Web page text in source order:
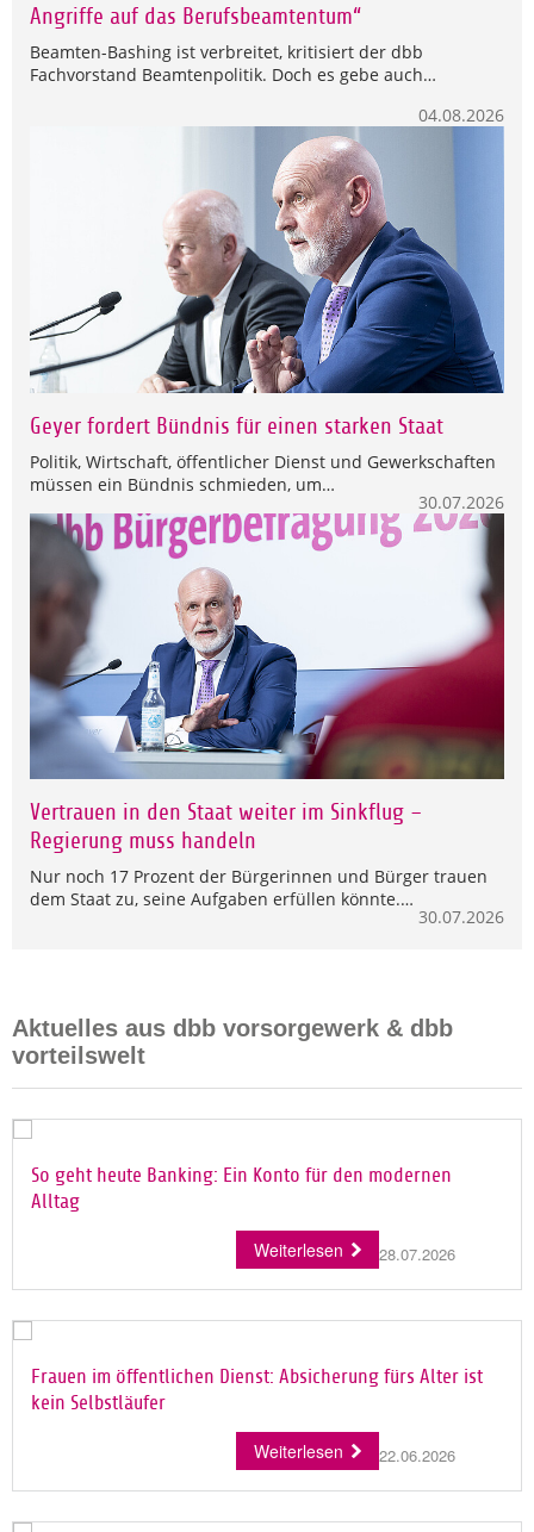
Angriffe auf das Berufsbeamtentum“
Beamten-Bashing ist verbreitet, kritisiert der dbb
Fachvorstand Beamtenpolitik. Doch es gebe auch…
04.08.2026
Geyer fordert Bündnis für einen starken Staat
Politik, Wirtschaft, öffentlicher Dienst und Gewerkschaften
müssen ein Bündnis schmieden, um…
30.07.2026
Vertrauen in den Staat weiter im Sinkflug –
Regierung muss handeln
Nur noch 17 Prozent der Bürgerinnen und Bürger trauen
dem Staat zu, seine Aufgaben erfüllen könnte.…
30.07.2026
Aktuelles aus dbb vorsorgewerk & dbb
vorteilswelt
So geht heute Banking: Ein Konto für den modernen
Alltag
28.07.2026
Weiterlesen
Frauen im öffentlichen Dienst: Absicherung fürs Alter ist
kein Selbstläufer
22.06.2026
Weiterlesen